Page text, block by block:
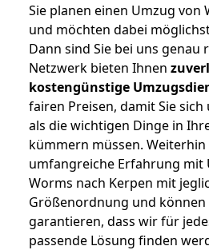
Sie planen einen Umzug von
und möchten dabei
Dann sind Sie bei uns genau
Netzwerk bieten Ihnen
kostengünstige
fairen Preisen, damit Sie
als die wichtigen Dinge in
kümmern müssen.
umfangreiche Erfahrung mit
Worms nach Kerpen mit
Größenordnung und
garantieren, dass wir für
passende Lösung finden